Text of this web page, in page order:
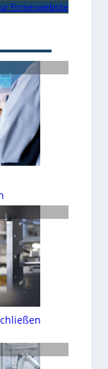
Firmenwebsite